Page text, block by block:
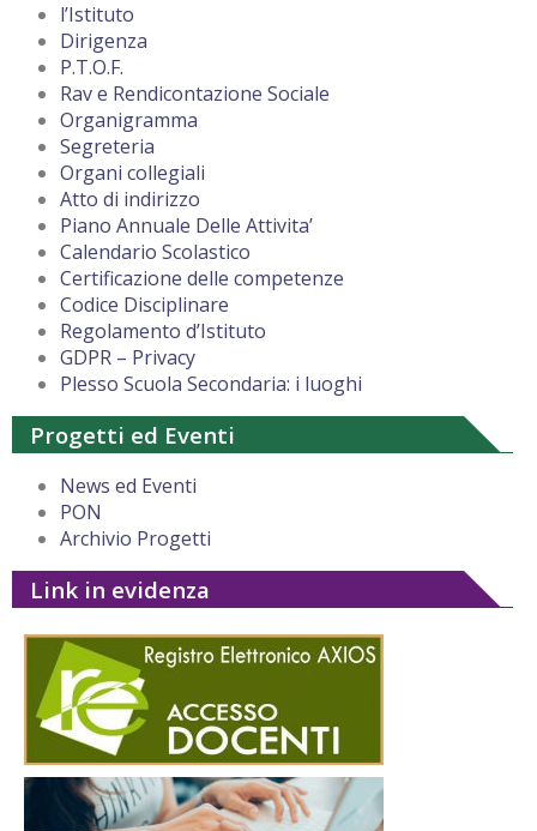
l’Istituto
Dirigenza
P.T.O.F.
Rav e Rendicontazione Sociale
Organigramma
Segreteria
Organi collegiali
Atto di indirizzo
Piano Annuale Delle Attivita’
Calendario Scolastico
Certificazione delle competenze
Codice Disciplinare
Regolamento d’Istituto
GDPR – Privacy
Plesso Scuola Secondaria: i luoghi
Progetti ed Eventi
News ed Eventi
PON
Archivio Progetti
Link in evidenza